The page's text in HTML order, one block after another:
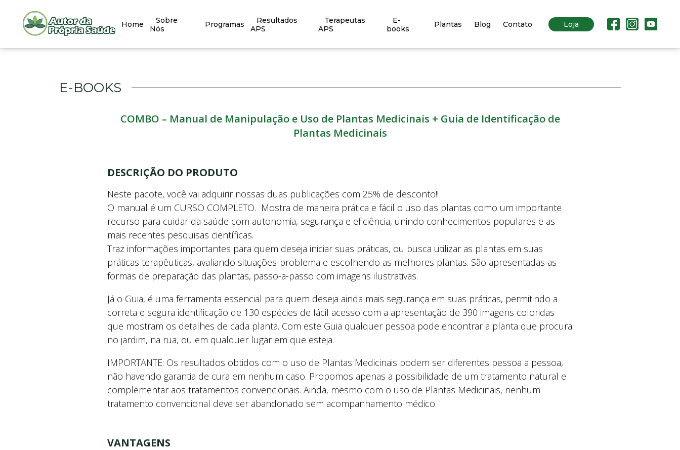
Home
Sobre
Nós
Programas
Resultados
APS
Terapeutas
APS
E-
books
Plantas Blog Contato Loja
E-BOOKS
COMBO – Manual de Manipulação e Uso de Plantas Medicinais + Guia de Identificação de
Plantas Medicinais
DESCRIÇÃO DO PRODUTO
Neste pacote, você vai adquirir nossas duas publicações com 25% de desconto!!
O manual é um CURSO COMPLETO. Mostra de maneira prática e fácil o uso das plantas como um importante
recurso para cuidar da saúde com autonomia, segurança e eficiência, unindo conhecimentos populares e as
mais recentes pesquisas científicas.
Traz informações importantes para quem deseja iniciar suas práticas, ou busca utilizar as plantas em suas
práticas terapêuticas, avaliando situações-problema e escolhendo as melhores plantas. São apresentadas as
formas de preparação das plantas, passo-a-passo com imagens ilustrativas.
Já o Guia, é uma ferramenta essencial para quem deseja ainda mais segurança em suas práticas, permitindo a
correta e segura identificação de 130 espécies de fácil acesso com a apresentação de 390 imagens coloridas
que mostram os detalhes de cada planta. Com este Guia qualquer pessoa pode encontrar a planta que procura
no jardim, na rua, ou em qualquer lugar em que esteja.
IMPORTANTE: Os resultados obtidos com o uso de Plantas Medicinais podem ser diferentes pessoa a pessoa,
não havendo garantia de cura em nenhum caso. Propomos apenas a possibilidade de um tratamento natural e
complementar aos tratamentos convencionais. Ainda, mesmo com o uso de Plantas Medicinais, nenhum
tratamento convencional deve ser abandonado sem acompanhamento médico.
VANTAGENS